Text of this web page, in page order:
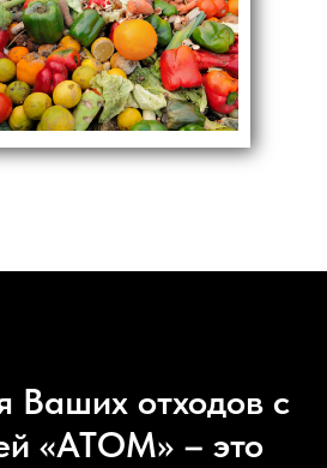
Ваших отходов с
«АТОМ» – это